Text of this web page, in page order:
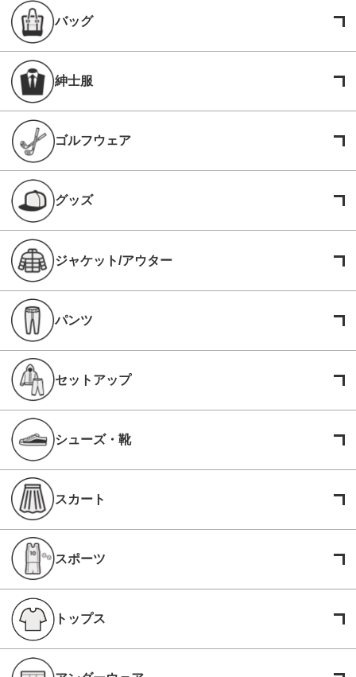
バッグ
紳士服
ゴルフウェア
グッズ
ジャケット/アウター
パンツ
セットアップ
シューズ・靴
スカート
スポーツ
トップス